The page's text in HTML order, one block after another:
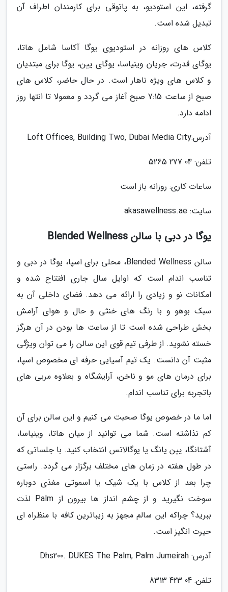
گرفته، این استودیو، به پاتوقی برای کارمندان اطراف آن
تبدیل شده است.
کلاس های روزانه در استودیوی یوگا آکاسا شامل هاتا،
یوگای قدرت، جریان وینیاسا، یوگای یین، یوگا برای مبتدیان
و کلاس های ویژه ناهار است. در حال حاضر، کلاس های
صبح از ساعت 7:15 صبح آغاز می گردد و معمولا تا انتها روز
ادامه دارد.
آدرس:Loft Offices, Building Two, Dubai Media City
تلفن: 04 277 5265
ساعات کاری: روزانه باز است
سایت: akasawellness.ae
یوگا در دبی با سالن Blended Wellness
سالن Blended Wellness، محلی برای اسپا، یوگا در دبی و
تناسب اندام است که اوایل سال جاری افتتاح شده و
امکانات نو و زیادی را ارائه می دهد. فضای داخلی آن به
سبک بوهو و با رنگ های خنثی و حال و هوای آرامش
بخش طراحی شده است تا از ساعت ها بودن در آن هرگز
خسته نشوید. از طرفی تیم قوی این سالن را می توان ویژگی
مثبت آن دانست. یک تیم آسیایی حرفه ای مخصوص اسپا،
برای درمان های مو و ناخن، آرایشگاه و بعلاوه مربی های
باتجربه برای تناسب اندام.
اما ما در خصوص یوگا صحبت می کنیم و این سالن برای آن
کم نذاشته است. شما می توانید از میان هاتا، وینیاسا،
آشتانگا، یین یانگ یا یوگالاتس انتخاب کنید. با جلساتی که
در طول هفته در زمان های مختلف برگزار می گردد. راستی
چرا بعد از کلاس با یک شیک یا اسموتی مغذی دوباره
سوخت نگیرید و از چشم انداز ها بیرون از Palm لذت
ببرید؟ چراکه این سالم مجهز به زیباترین کافه با منظراه ای
حیرت انگیز است.
آدرس: Dhs200. DUKES The Palm, Palm Jumeirah
تلفن: 04 423 8313